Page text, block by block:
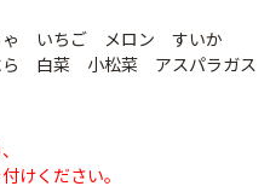
いちご メロン すいか
白菜 小松菜 アスパラガス
けください。